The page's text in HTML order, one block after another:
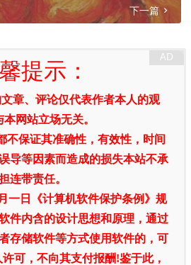
下一篇
提示：
章、评论仅代表作者本人的观
本网站立场无关。
不保证其准确性，有效性，时间
导等因素而造成的损失本站不承
连带责任。
一日《计算机软件保护条例》规
件内含的设计思想和原理，通过
存储软件等方式使用软件的，可
可，不向其支付报酬!鉴于此，